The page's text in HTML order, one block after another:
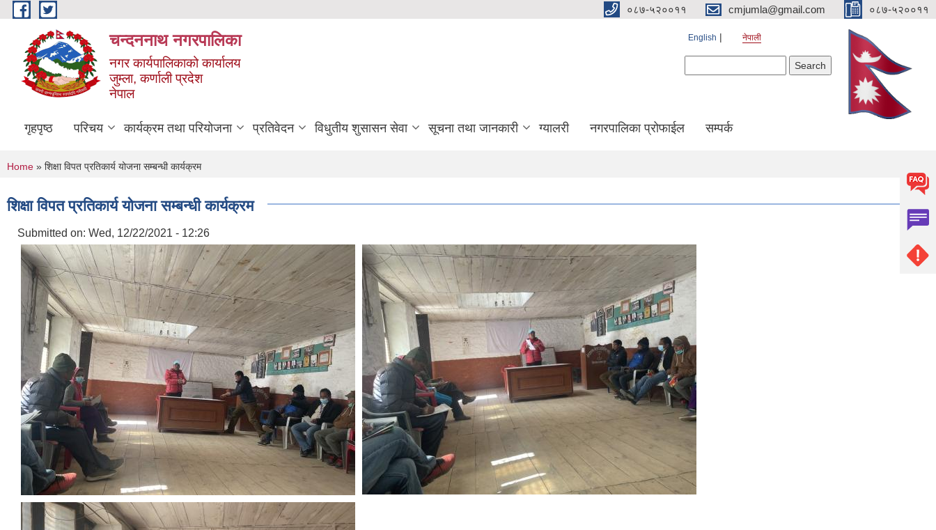
Skip to main content ०८७-५२००११ cmjumla@gmail.com ०८७-५२००११
चन्दननाथ नगरपालिका
नगर कार्यपालिकाको कार्यालय
जुम्ला, कर्णाली प्रदेश
नेपाल
English नेपाली
गृहपृष्ठ परिचय कार्यक्रम तथा परियोजना प्रतिवेदन विधुतीय शुसासन सेवा सूचना तथा जानकारी ग्यालरी नगरपालिका प्रोफाईल सम्पर्क
You are here
Home » शिक्षा विपत प्रतिकार्य योजना सम्बन्धी कार्यक्रम
शिक्षा विपत प्रतिकार्य योजना सम्बन्धी कार्यक्रम
Submitted on: Wed, 12/22/2021 - 12:26